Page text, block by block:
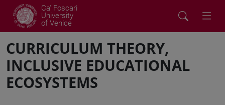
Ca' Foscari
University
of Venice
CURRICULUM THEORY,
INCLUSIVE EDUCATIONAL
ECOSYSTEMS